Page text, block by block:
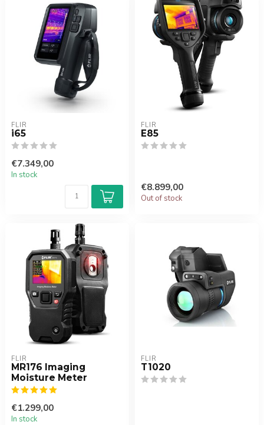
FLIR
i65
€7.349,00
In stock
FLIR
E85
€8.899,00
Out of stock
FLIR
MR176 Imaging
Moisture Meter
€1.299,00
In stock
FLIR
T1020